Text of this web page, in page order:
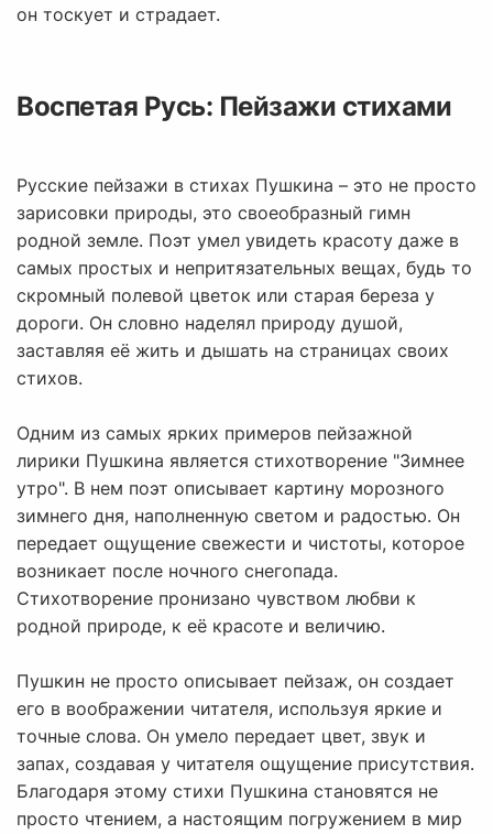
он тоскует и страдает.
Воспетая Русь: Пейзажи стихами
Русские пейзажи в стихах Пушкина – это не просто
зарисовки природы, это своеобразный гимн
родной земле. Поэт умел увидеть красоту даже в
самых простых и непритязательных вещах, будь то
скромный полевой цветок или старая береза у
дороги. Он словно наделял природу душой,
заставляя её жить и дышать на страницах своих
стихов.
Одним из самых ярких примеров пейзажной
лирики Пушкина является стихотворение "Зимнее
утро". В нем поэт описывает картину морозного
зимнего дня, наполненную светом и радостью. Он
передает ощущение свежести и чистоты, которое
возникает после ночного снегопада.
Стихотворение пронизано чувством любви к
родной природе, к её красоте и величию.
Пушкин не просто описывает пейзаж, он создает
его в воображении читателя, используя яркие и
точные слова. Он умело передает цвет, звук и
запах, создавая у читателя ощущение присутствия.
Благодаря этому стихи Пушкина становятся не
просто чтением, а настоящим погружением в мир